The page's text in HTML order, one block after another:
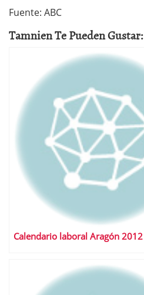
Fuente: ABC
Tamnien Te Pueden Gustar:
Calendario laboral Aragón 2012